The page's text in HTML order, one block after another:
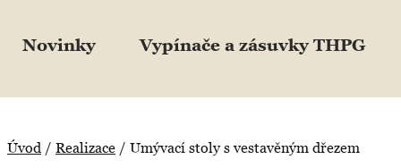
Novinky Vypínače a zásuvky THPG
Úvod / Realizace / Umývací stoly s vestavěným dřezem